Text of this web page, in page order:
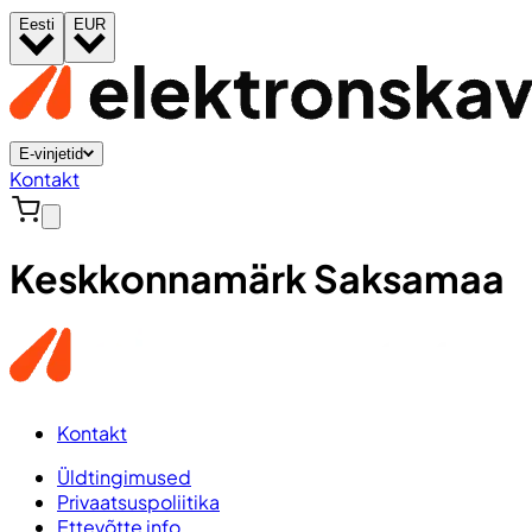
Eesti EUR
E-vinjetid
Kontakt
Keskkonnamärk Saksamaa
Kontakt
Üldtingimused
Privaatsuspoliitika
Ettevõtte info